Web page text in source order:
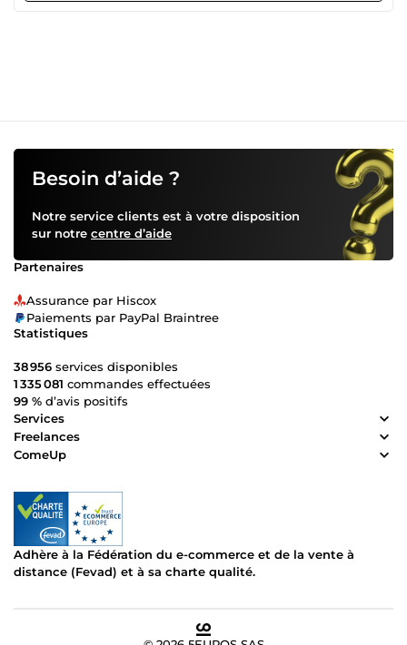
Besoin d’aide ?
Notre service clients est à votre disposition
sur notre centre d’aide
Partenaires
Assurance par Hiscox
Paiements par PayPal Braintree
Statistiques
38 956 services disponibles
1 335 081 commandes effectuées
99 % d’avis positifs
Services
Freelances
ComeUp
Adhère à la Fédération du e-commerce et de la vente à
distance (Fevad) et à sa charte qualité.